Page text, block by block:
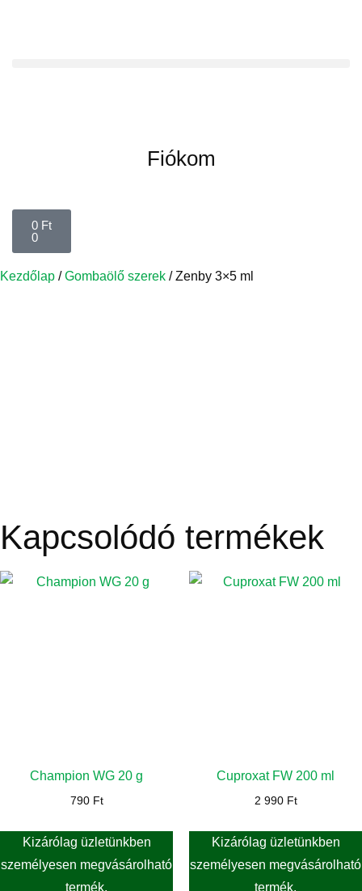
Fiókom
0 Ft
0
Kezdőlap /Gombaölő szerek / Zenby 3×5 ml
Kapcsolódó termékek
Champion WG 20 g
790 Ft
Kizárólag üzletünkben
személyesen megvásárolható
termék.
Cuproxat FW 200 ml
2 990 Ft
Kizárólag üzletünkben
személyesen megvásárolható
termék.